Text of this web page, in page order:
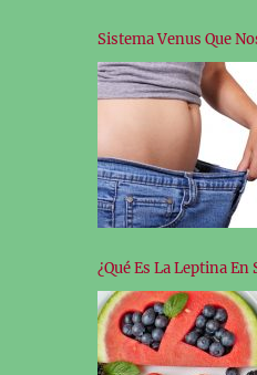
Sistema Venus Que
¿Qué Es La Leptina En